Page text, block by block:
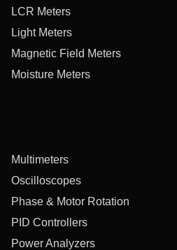
LCR Meters
Light Meters
Magnetic Field Meters
Moisture Meters
Multimeters
Oscilloscopes
Phase & Motor Rotation
PID Controllers
Power Analyzers